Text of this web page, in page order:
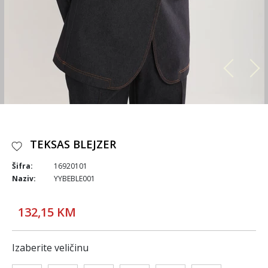
TEKSAS BLEJZER
Šifra:
16920101
Naziv:
YYBEBLE001
132,15 KM
Izaberite veličinu